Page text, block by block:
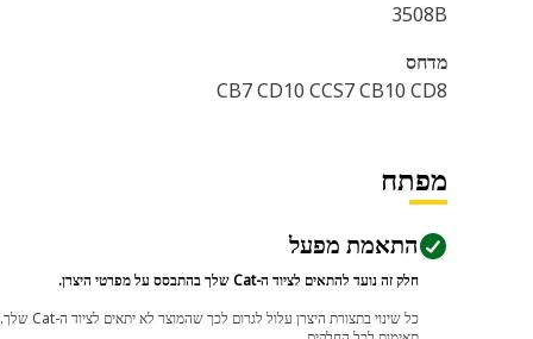
3508B
מדחס
CB7 CD10 CCS7 CB10 CD8
מפתח
התאמת מפעל
חלק זה נועד להתאים לציוד ה-Cat שלך בהתבסס על מפרטי היצרן.